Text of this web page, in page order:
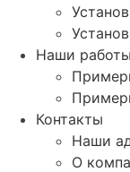
Наши работы
Контакты
Наши
О